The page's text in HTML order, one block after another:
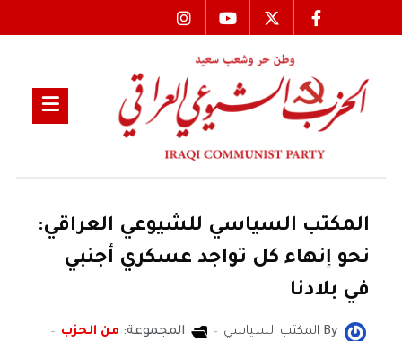
المكتب السياسي للشيوعي العراقي:
نحو إنهاء كل تواجد عسكري أجنبي
في بلادنا
By المكتب السياسي المجموعة: من الحزب